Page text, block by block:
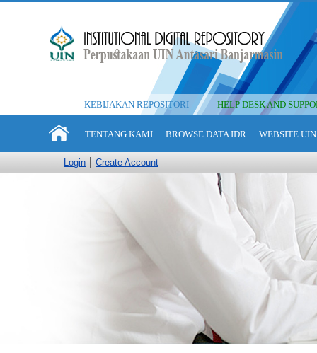
KEBIJAKAN REPOSITORI HELP DESK AND
TENTANG KAMI BROWSE DATA IDR WEBSITE
Login Create Account